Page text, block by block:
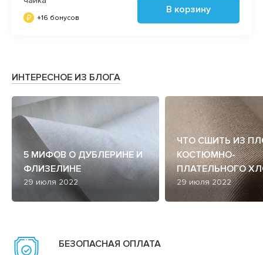
+16 бонусов
В корзину
ИНТЕРЕСНОЕ ИЗ БЛОГА
5 МИФОВ О ДУБЛЕРИНЕ И
ФЛИЗЕЛИНЕ
29 июля 2022
ЧТО СШИТЬ ИЗ
КОСТЮМНО-
ПЛАТЕЛЬНОГО
29 июля 2022
БЕЗОПАСНАЯ ОПЛАТА